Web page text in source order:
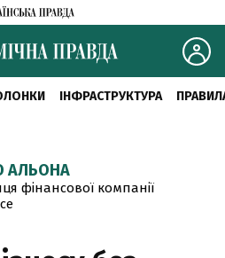
ІНФРАСТРУКТУРА
АЛЬОНА
фінансової компанії